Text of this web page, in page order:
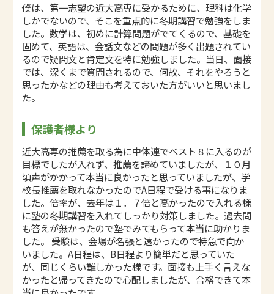
僕は、第一志望の近大高専に受かるために、理科は化学
しかでないので、そこを重点的に冬期講習で勉強をしま
した。数学は、初めに計算問題がでてくるので、基礎を
固めて、英語は、会話文などの問題が多く出題されてい
るので疑問文と肯定文を特に勉強しました。当日、面接
では、深くまで質問されるので、何故、それをやろうと
思ったかなどの理由も考えておいた方がいいと思いまし
た。
保護者様より
近大高専の推薦を取る為に中体連でベスト８に入るのが
目標でしたが入れず、推薦を諦めていましたが、１０月
頃声がかかって本当に良かったと思っていましたが、学
校長推薦を取れなかったのでA日程で受ける事になりま
した。倍率が、去年は１．７倍と高かったので入れる様
に塾の冬期講習を入れてしっかり対策しました。過去問
も答えが無かったので塾でみてもらって本当に助かりま
した。 受験は、会場が名張と遠かったので特急で向か
いました。A日程は、B日程より簡単だと思っていた
が、同じくらい難しかった様です。面接も上手く言えな
かったと帰ってきたので心配しましたが、合格できて本